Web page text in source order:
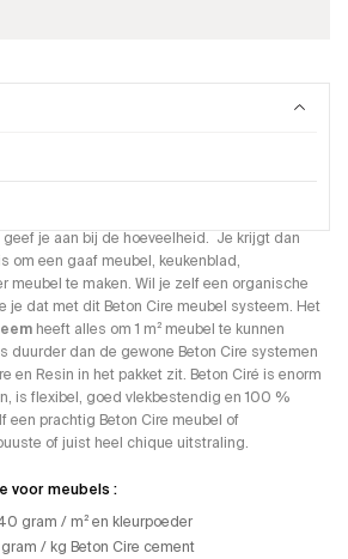
op je meubel
je aan bij de hoeveelheid. Je krijgt dan
om een gaaf meubel, keukenblad,
meubel te maken. Wil je zelf een organische
je dat met dit Beton Cire meubel systeem. Het
heeft alles om 1 m² meubel te kunnen
duurder dan de gewone Beton Cire systemen
en Resin in het pakket zit. Beton Ciré is enorm
is flexibel, goed vlekbestendig en 100 %
een prachtig Beton Cire meubel of
of juist heel chique uitstraling.
voor meubels :
gram / m² en kleurpoeder
/ kg Beton Cire cement